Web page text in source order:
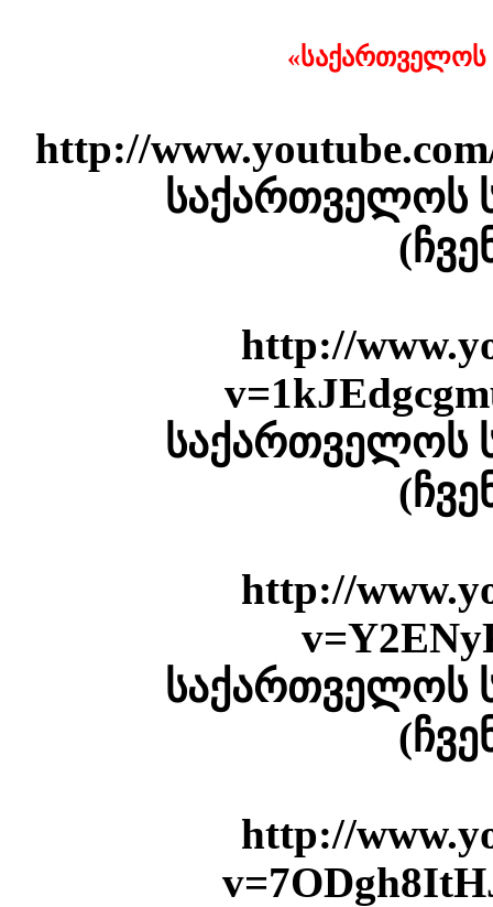
«საქართველოს
http://
საქართველოს
http://
საქართველოს
http://
საქართველოს
http://